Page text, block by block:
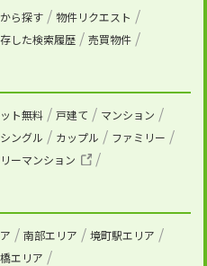
ら探す
物件リクエスト
した検索履歴 売買物件
ト無料 戸建て
マンション
シングル カップル
ファミリー
ーマンション
南部エリア
境町駅エリア
エリア